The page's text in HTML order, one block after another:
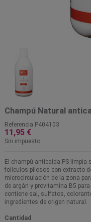
Champú Natural
Referencia P404103
11,95 €
Sin impuesto
El champú anticaída PS limpia
folículos pilosos con extracto
microcirculación de la zona
de argán y provitamina B5
contiene sal, sulfatos,
ingredientes de origen natural.
Cantidad